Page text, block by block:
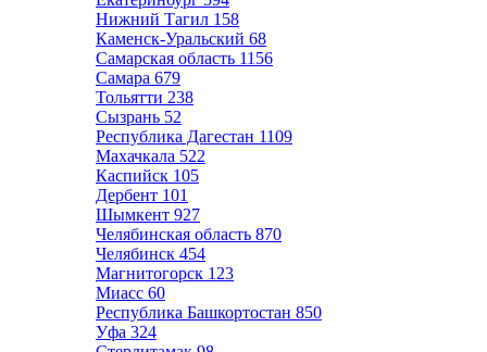
Нижний Тагил 158
Каменск-Уральский 68
Самарская область 1156
Самара 679
Тольятти 238
Сызрань 52
Республика Дагестан 1109
Махачкала 522
Каспийск 105
Дербент 101
Шымкент 927
Челябинская область 870
Челябинск 454
Магнитогорск 123
Миасс 60
Республика Башкортостан 850
Уфа 324